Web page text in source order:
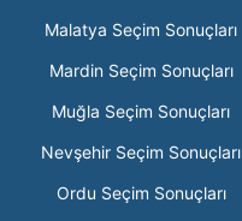
Malatya Seçim Sonuçları
Mardin Seçim Sonuçları
Muğla Seçim Sonuçları
Nevşehir Seçim Sonuçları
Ordu Seçim Sonuçları